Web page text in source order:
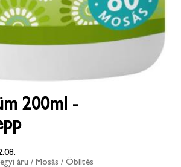
200ml -
áru / Mosás / Öblítés